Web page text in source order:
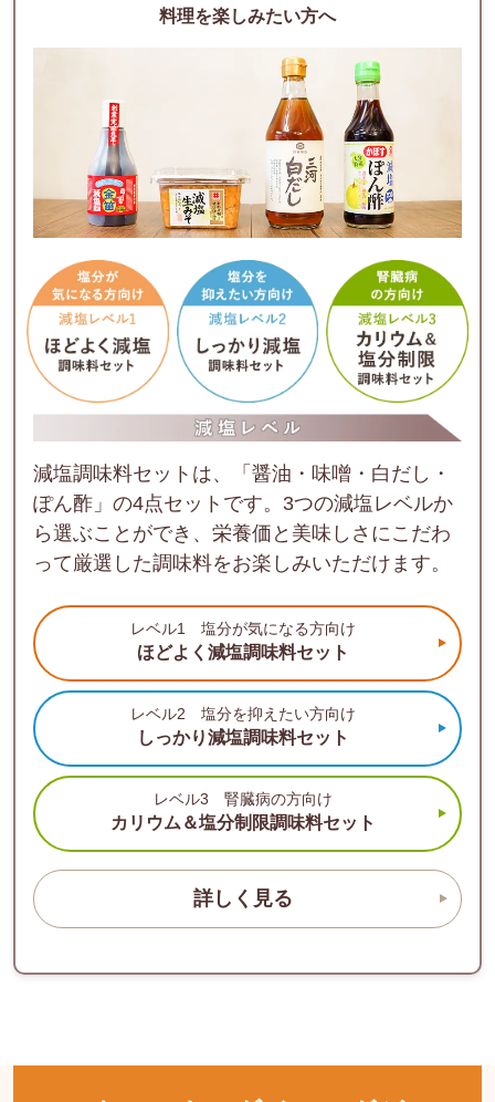
料理を楽しみたい方へ
減塩調味料セットは、「醤油・味噌・白だし・
ぽん酢」の4点セットです。3つの減塩レベルか
ら選ぶことができ、栄養価と美味しさにこだわ
って厳選した調味料をお楽しみいただけます。
レベル1 塩分が気になる方向け
ほどよく減塩調味料セット
レベル2 塩分を抑えたい方向け
しっかり減塩調味料セット
レベル3 腎臓病の方向け
カリウム＆塩分制限調味料セット
詳しく見る